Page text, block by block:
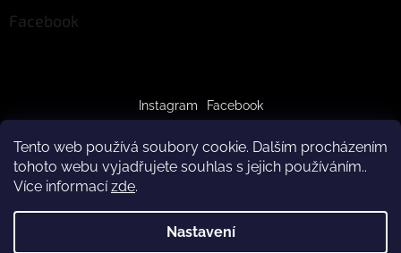
Tento web používá soubory cookie. Dalším procházením
tohoto webu vyjadřujete souhlas s jejich používáním..
Více informacízde.
Nastavení
Facebook
Instagram Facebook